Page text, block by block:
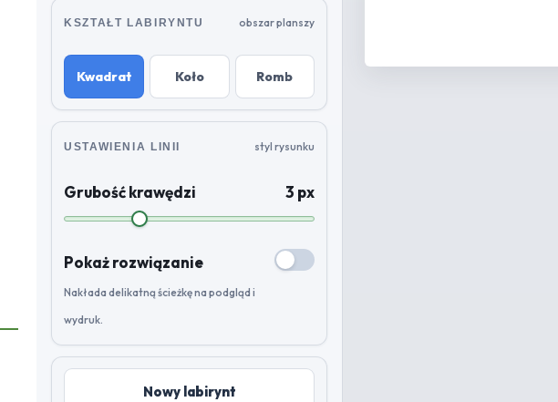
KSZTAŁT LABIRYNTU obszar planszy
Kwadrat Koło Romb
USTAWIENIA LINII styl rysunku
Grubość krawędzi 3 px
Pokaż rozwiązanie
Nakłada delikatną ścieżkę na podgląd i
wydruk.
Nowy labirynt